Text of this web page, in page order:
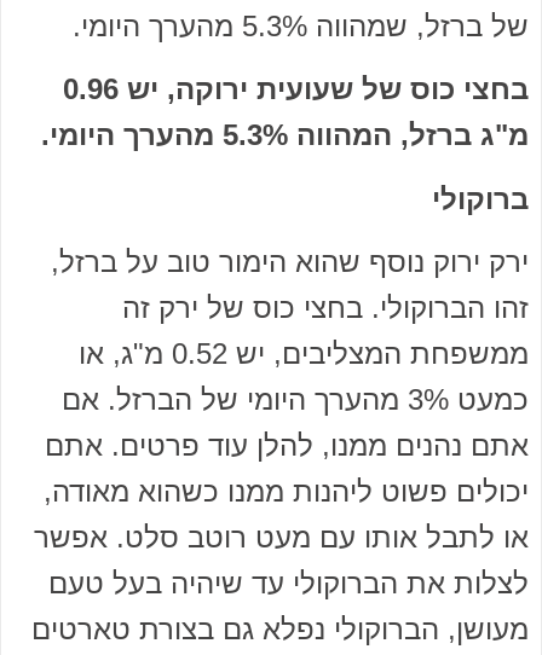
של ברזל, שמהווה 5.3% מהערך היומי.
בחצי כוס של שעועית ירוקה, יש 0.96
מ"ג ברזל, המהווה 5.3% מהערך היומי.
ברוקולי
ירק ירוק נוסף שהוא הימור טוב על ברזל,
זהו הברוקולי. בחצי כוס של ירק זה
ממשפחת המצליבים, יש 0.52 מ"ג, או
כמעט 3% מהערך היומי של הברזל. אם
אתם נהנים ממנו, להלן עוד פרטים. אתם
יכולים פשוט ליהנות ממנו כשהוא מאודה,
או לתבל אותו עם מעט רוטב סלט. אפשר
לצלות את הברוקולי עד שיהיה בעל טעם
מעושן, הברוקולי נפלא גם בצורת טארטים